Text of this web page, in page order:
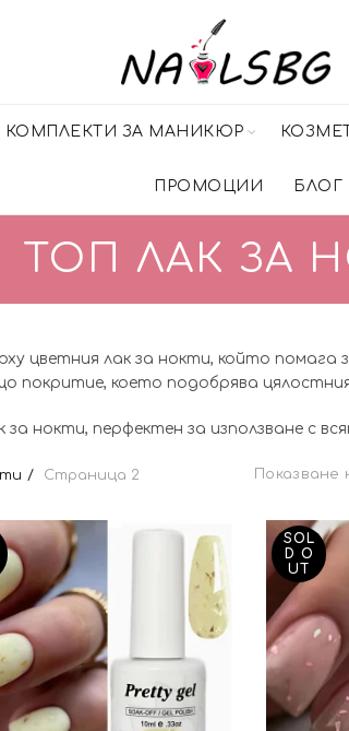
КОМПЛЕКТИ ЗА МАНИКЮР
ПРОМОЦИИ БЛОГ
ТОП ЛАК ЗА
цветния лак за нокти, който
покритие, което подобрява
нокти, перфектен за използване с
Страница 2 Показване
SOL
D O
UT